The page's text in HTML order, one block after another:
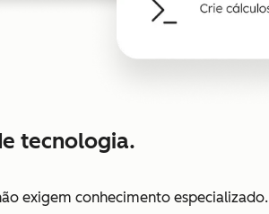
tecnologia.
exigem conhecimento especializado.